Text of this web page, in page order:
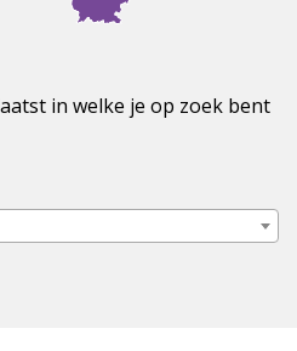
in welke je op zoek bent